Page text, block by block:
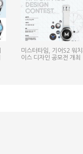
미스터타임, 기어S2 워
이스 디자인 공모전 개최